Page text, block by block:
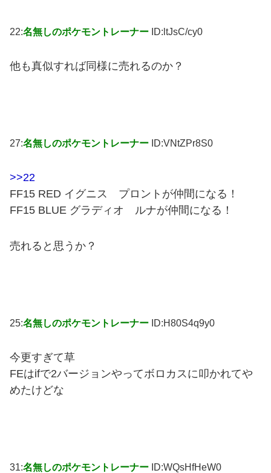
22:名無しのポケモントレーナー ID:ltJsC/cy0
他も真似すれば同様に売れるのか？
27:名無しのポケモントレーナー ID:VNtZPr8S0
>>22
FF15 RED イグニス プロントが仲間になる！
FF15 BLUE グラディオ ルナが仲間になる！
売れると思うか？
25:名無しのポケモントレーナー ID:H80S4q9y0
今更すぎて草
FEはifで2バージョンやってボロカスに叩かれてや
めたけどな
31:名無しのポケモントレーナー ID:WQsHfHeW0